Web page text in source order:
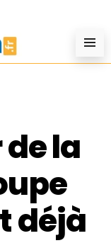
la
déjà